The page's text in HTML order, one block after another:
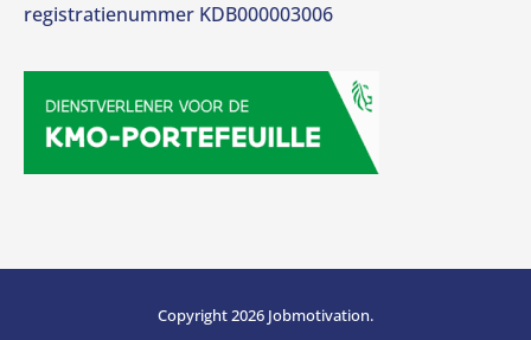
registratienummer KDB000003006
Copyright 2026 Jobmotivation.